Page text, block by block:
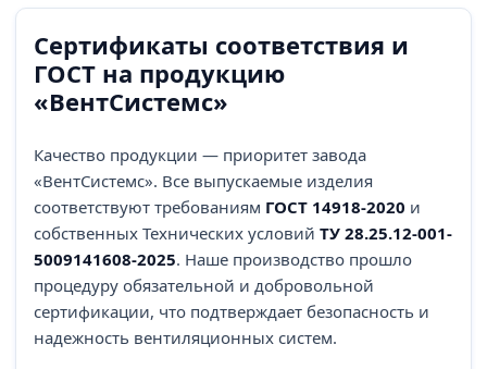
Сертификаты соответствия и
ГОСТ на продукцию
«ВентСистемс»
Качество продукции — приоритет завода
«ВентСистемс». Все выпускаемые изделия
соответствуют требованиям ГОСТ 14918-2020 и
собственных Технических условий ТУ 28.25.12-001-
5009141608-2025. Наше производство прошло
процедуру обязательной и добровольной
сертификации, что подтверждает безопасность и
надежность вентиляционных систем.